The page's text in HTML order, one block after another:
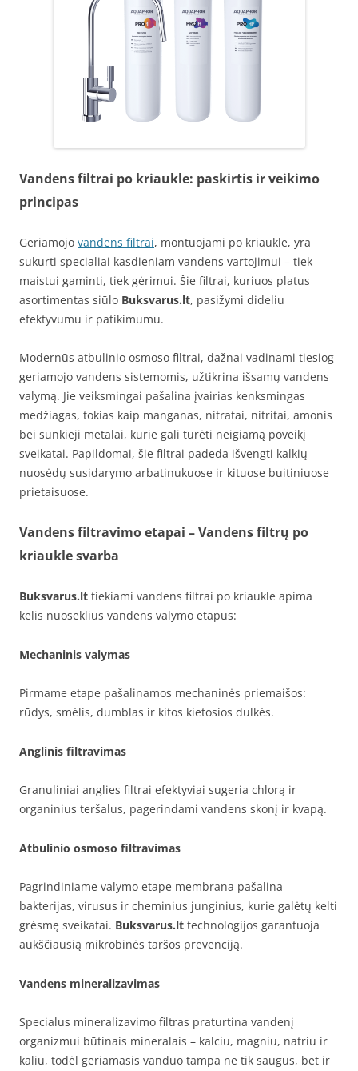
Vandens filtrai po kriaukle: paskirtis ir veikimo
principas
Geriamojo vandens filtrai, montuojami po kriaukle, yra
sukurti specialiai kasdieniam vandens vartojimui – tiek
maistui gaminti, tiek gėrimui. Šie filtrai, kuriuos platus
asortimentas siūlo Buksvarus.lt, pasižymi dideliu
efektyvumu ir patikimumu.
Modernūs atbulinio osmoso filtrai, dažnai vadinami tiesiog
geriamojo vandens sistemomis, užtikrina išsamų vandens
valymą. Jie veiksmingai pašalina įvairias kenksmingas
medžiagas, tokias kaip manganas, nitratai, nitritai, amonis
bei sunkieji metalai, kurie gali turėti neigiamą poveikį
sveikatai. Papildomai, šie filtrai padeda išvengti kalkių
nuosėdų susidarymo arbatinukuose ir kituose buitiniuose
prietaisuose.
Vandens filtravimo etapai – Vandens filtrų po
kriaukle svarba
Buksvarus.lt tiekiami vandens filtrai po kriaukle apima
kelis nuoseklius vandens valymo etapus:
Mechaninis valymas
Pirmame etape pašalinamos mechaninės priemaišos:
rūdys, smėlis, dumblas ir kitos kietosios dulkės.
Anglinis filtravimas
Granuliniai anglies filtrai efektyviai sugeria chlorą ir
organinius teršalus, pagerindami vandens skonį ir kvapą.
Atbulinio osmoso filtravimas
Pagrindiniame valymo etape membrana pašalina
bakterijas, virusus ir cheminius junginius, kurie galėtų kelti
grėsmę sveikatai. Buksvarus.lt technologijos garantuoja
aukščiausią mikrobinės taršos prevenciją.
Vandens mineralizavimas
Specialus mineralizavimo filtras praturtina vandenį
organizmui būtinais mineralais – kalciu, magniu, natriu ir
kaliu, todėl geriamasis vanduo tampa ne tik saugus, bet ir